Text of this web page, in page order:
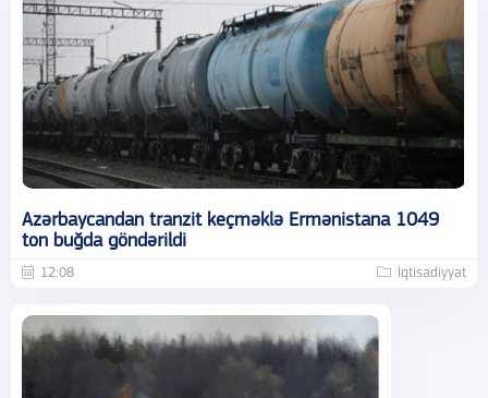
Azərbaycandan tranzit keçməklə Ermənistana 1049
ton buğda göndərildi
12:08 İqtisadiyyat